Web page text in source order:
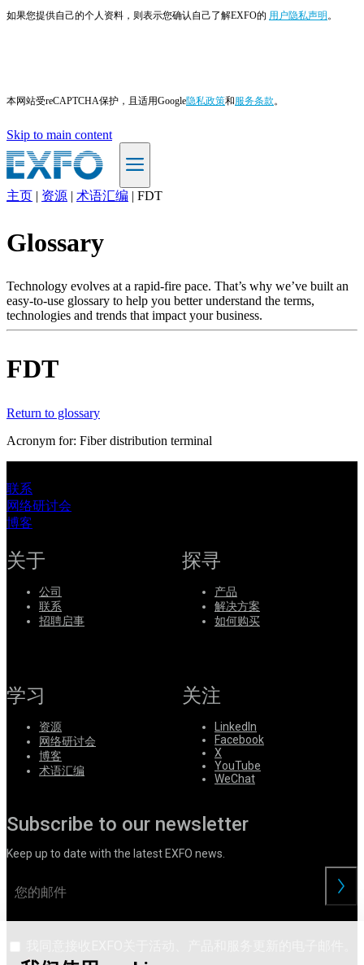
如果您提供自己的个人资料，则表示您确认自己了解EXFO的 用户隐私声明 。
本网站受reCAPTCHA保护，且适用Google隐私政策和服务条款。
Skip to main content
产
解
决
方
支
服
务
如
何
购
买
资
源
Careers
Partners
Suppliers
主页 | 资源 | 术语汇编 | FDT
Glossary
Technology evolves at a rapid-fire pace. That’s why we’ve built an
easy-to-use glossary to help you better understand the terms,
technologies and trends that impact your business.
FDT
Return to glossary
Acronym for: Fiber distribution terminal
联系
网络研讨会
博客
关于
公司
联系
招聘启事
探寻
产品
解决方案
如何购买
学习
资源
网络研讨会
博客
术语汇编
关注
LinkedIn
Facebook
X
YouTube
WeChat
Subscribe to our newsletter
Keep up to date with the latest EXFO news.